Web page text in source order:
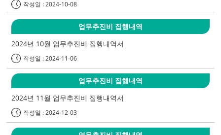
작성일 : 2024-10-08
업무추진비 집행내역
2024년 10월 업무추진비 집행내역서
작성일 : 2024-11-06
업무추진비 집행내역
2024년 11월 업무추진비 집행내역서
작성일 : 2024-12-03